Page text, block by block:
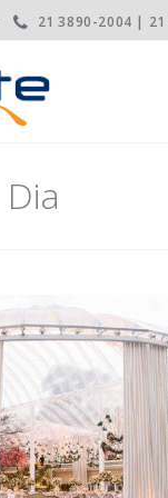
21 3890-2004 |